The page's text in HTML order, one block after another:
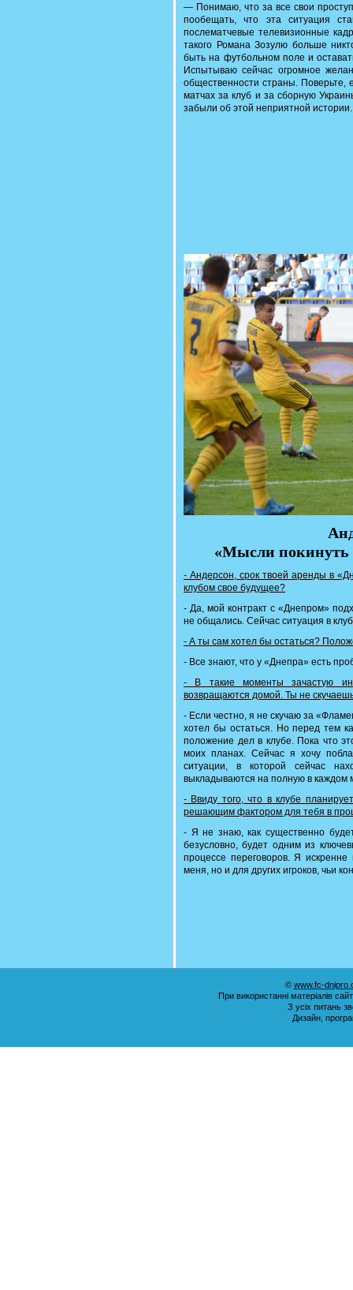
— Понимаю, что за все свои
пообещать, что эта ситуация
послематчевые телевизионные
такого Романа Зозулю больше
быть на футбольном поле и
Испытываю сейчас огромное
общественности страны. Поверьте,
матчах за клуб и за сборную
забыли об этой неприятной истории.
«Мысли покинуть
- Андерсон, срок твоей аренды в
клубом свое будущее?
- Да, мой контракт с «Днепром»
не общались. Сейчас ситуация в
- А ты сам хотел бы остаться?
- Все знают, что у «Днепра» есть
- В такие моменты зачастую
возвращаются домой. Ты не
- Если честно, я не скучаю за
хотел бы остаться. Но перед тем
положение дел в клубе. Пока что
моих планах. Сейчас я хочу
ситуации, в которой сейчас
выкладываются на полную в каждом
- Ввиду того, что в клубе
решающим фактором для тебя в
- Я не знаю, как существенно
безусловно, будет одним из
процессе переговоров. Я
меня, но и для других игроков, чьи
© www.fc-
При використанні матеріалів
З усіх питань
Дизайн,